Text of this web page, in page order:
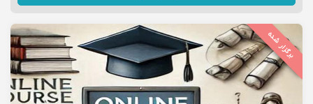
برگزار شده